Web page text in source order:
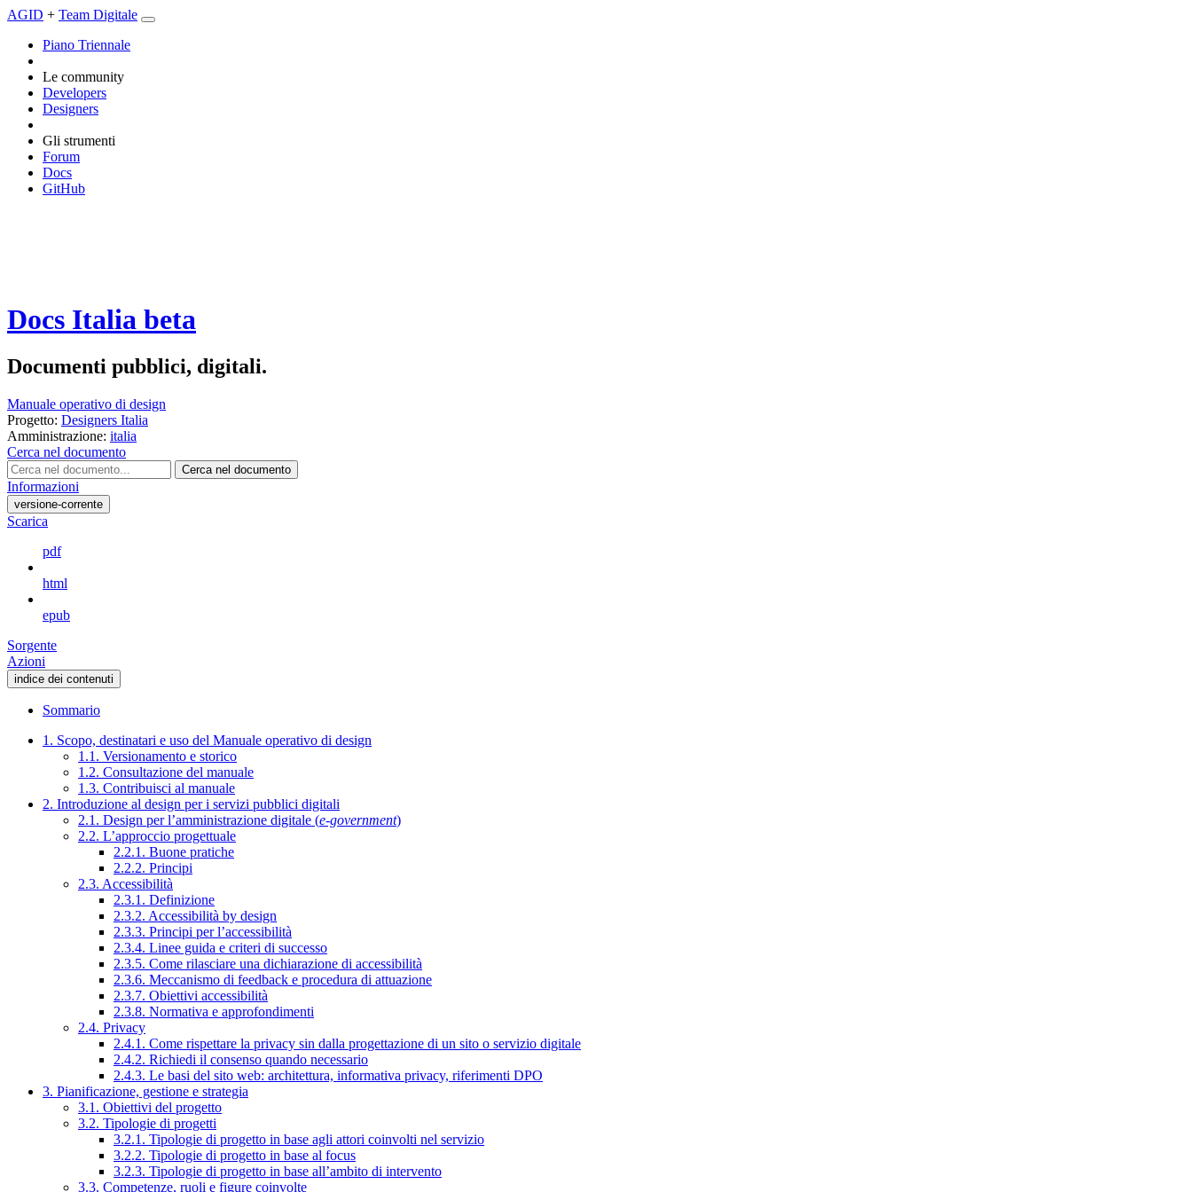
AGID + Team Digitale
Piano Triennale
Le community
Developers
Designers
Gli strumenti
Forum
Docs
GitHub
Docs Italia beta
Documenti pubblici, digitali.
Manuale operativo di design
Progetto: Designers Italia
Amministrazione: italia
Cerca nel documento
Cerca nel documento
Informazioni
versione-corrente
Scarica
pdf
html
epub
Sorgente
Azioni
indice dei contenuti
Sommario
1. Scopo, destinatari e uso del Manuale operativo di design
1.1. Versionamento e storico
1.2. Consultazione del manuale
1.3. Contribuisci al manuale
2. Introduzione al design per i servizi pubblici digitali
2.1. Design per l’amministrazione digitale (e-government)
2.2. L’approccio progettuale
2.2.1. Buone pratiche
2.2.2. Principi
2.3. Accessibilità
2.3.1. Definizione
2.3.2. Accessibilità by design
2.3.3. Principi per l’accessibilità
2.3.4. Linee guida e criteri di successo
2.3.5. Come rilasciare una dichiarazione di accessibilità
2.3.6. Meccanismo di feedback e procedura di attuazione
2.3.7. Obiettivi accessibilità
2.3.8. Normativa e approfondimenti
2.4. Privacy
2.4.1. Come rispettare la privacy sin dalla progettazione di un sito o servizio digitale
2.4.2. Richiedi il consenso quando necessario
2.4.3. Le basi del sito web: architettura, informativa privacy, riferimenti DPO
3. Pianificazione, gestione e strategia
3.1. Obiettivi del progetto
3.2. Tipologie di progetti
3.2.1. Tipologie di progetto in base agli attori coinvolti nel servizio
3.2.2. Tipologie di progetto in base al focus
3.2.3. Tipologie di progetto in base all’ambito di intervento
3.3. Competenze, ruoli e figure coinvolte